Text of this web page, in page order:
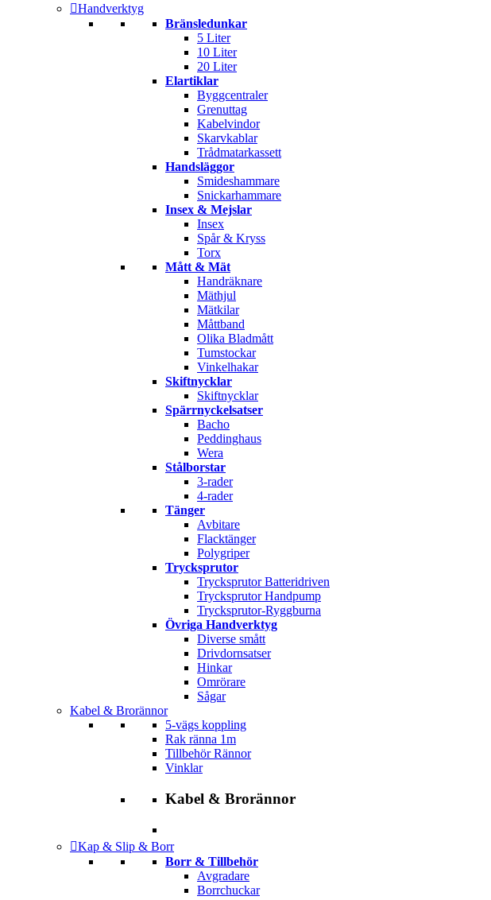
Handverktyg
Bränsledunkar
5 Liter
10 Liter
20 Liter
Elartiklar
Byggcentraler
Grenuttag
Kabelvindor
Skarvkablar
Trådmatarkassett
Handsläggor
Smideshammare
Snickarhammare
Insex & Mejslar
Insex
Spår & Kryss
Torx
Mått & Mät
Handräknare
Mäthjul
Mätkilar
Måttband
Olika Bladmått
Tumstockar
Vinkelhakar
Skiftnycklar
Skiftnycklar
Spärrnyckelsatser
Bacho
Peddinghaus
Wera
Stålborstar
3-rader
4-rader
Tänger
Avbitare
Flacktänger
Polygriper
Trycksprutor
Trycksprutor Batteridriven
Trycksprutor Handpump
Trycksprutor-Ryggburna
Övriga Handverktyg
Diverse smått
Drivdornsatser
Hinkar
Omrörare
Sågar
Kabel & Brorännor
5-vägs koppling
Rak ränna 1m
Tillbehör Rännor
Vinklar
Kabel & Brorännor
Kap & Slip & Borr
Borr & Tillbehör
Avgradare
Borrchuckar